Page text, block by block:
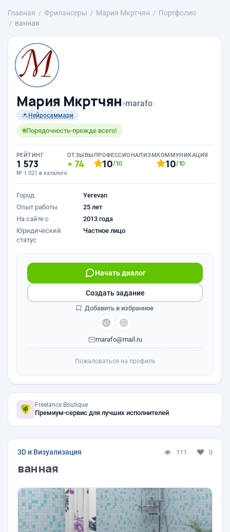
Главная Фрилансеры Mария Мкртчян
Портфолио
ванная
Mария Мкртчян›marafo
Нейросаммари
Порядочность-прежде всего!
РЕЙТИНГ
1 573
№ 1 021 в каталоге
ОТЗЫВЫ
74
ПРОФЕССИОНАЛИЗМ
10/10
КОММУНИКАЦИЯ
10/10
Город
Yerevan
Опыт работы
25 лет
На сайте с
2013 года
Юридический
статус
Частное лицо
Начать диалог
marafo@mail.ru
Создать задание
Добавить в избранное
Пожаловаться на профиль
Freelance.Boutique
Премиум-сервис для лучших исполнителей
3D и Визуализация 111 0
ванная